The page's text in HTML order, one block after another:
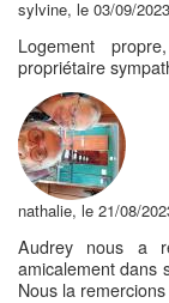
sylvine, le 03/09/2023
Logement
propriétaire
nathalie, le 21/08/
Audrey nous a
amicalement dans
Nous la